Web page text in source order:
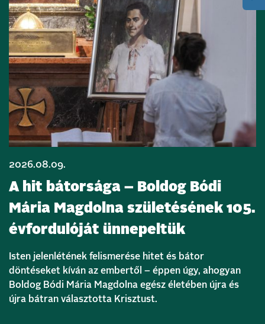
2026.08.09.
A hit bátorsága – Boldog Bódi
Mária Magdolna születésének 105.
évfordulóját ünnepeltük
Isten jelenlétének felismerése hitet és bátor
döntéseket kíván az embertől – éppen úgy, ahogyan
Boldog Bódi Mária Magdolna egész életében újra és
újra bátran választotta Krisztust.